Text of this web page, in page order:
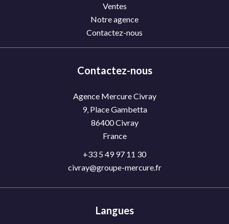
Ventes
Notre agence
Contactez-nous
Contactez-nous
Agence Mercure Civray
9, Place Gambetta
86400Civray
France
+33 5 49 97 11 30
civray@groupe-mercure.fr
Langues